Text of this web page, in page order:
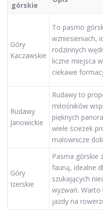
górskie
Góry
Kaczawskie
To pasmo
wzniesieniach,
rodzinnych
liczne miejsca
ciekawe
Rudawy
Janowickie
Rudawy to
miłośników
pięknych
wiele ścieżek
malownicze
Góry
Izerskie
Pasma górskie
fauną, idealne
szukających
wyzwań.
jazdy na